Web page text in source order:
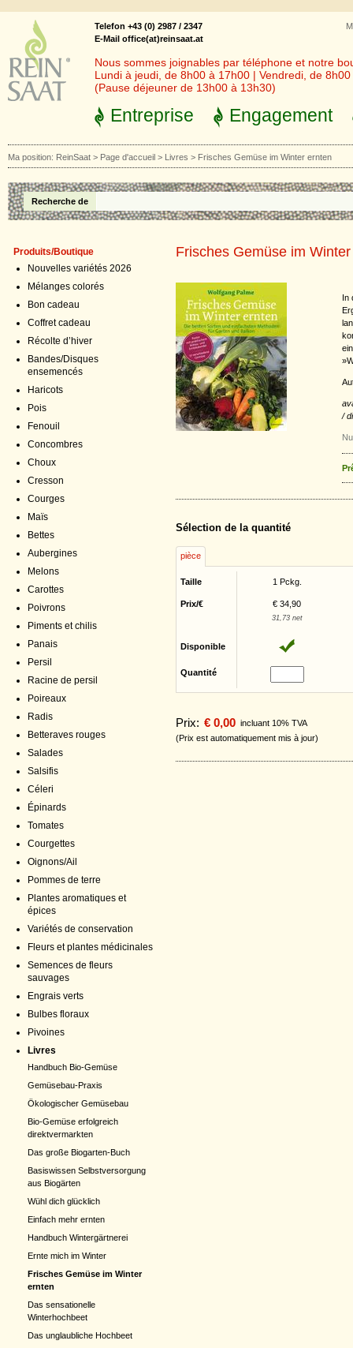
Telefon +43 (0) 2987 / 2347
E-Mail office(at)reinsaat.at
Nous sommes joignables par téléphone et notre
Lundi à jeudi, de 8h00 à 17h00 | Vendredi, de
(Pause déjeuner de 13h00 à 13h30)
Entreprise Engagement
Ma position: ReinSaat > Page d'accueil > Livres > Frisches Gemüse im Winter ernten
Recherche de
Produits/Boutique
Nouvelles variétés 2026
Mélanges colorés
Bon cadeau
Coffret cadeau
Récolte d’hiver
Bandes/Disques
ensemencés
Haricots
Pois
Fenouil
Concombres
Choux
Cresson
Courges
Maïs
Bettes
Aubergines
Melons
Carottes
Poivrons
Piments et chilis
Panais
Persil
Racine de persil
Poireaux
Radis
Betteraves rouges
Salades
Salsifis
Céleri
Épinards
Tomates
Courgettes
Oignons/Ail
Pommes de terre
Plantes aromatiques et
épices
Variétés de conservation
Fleurs et plantes médicinales
Semences de fleurs
sauvages
Engrais verts
Bulbes floraux
Pivoines
Livres
Handbuch Bio-Gemüse
Gemüsebau-Praxis
Ökologischer Gemüsebau
Bio-Gemüse erfolgreich
direktvermarkten
Das große Biogarten-Buch
Basiswissen Selbstversorgung
aus Biogärten
Wühl dich glücklich
Einfach mehr ernten
Handbuch Wintergärtnerei
Ernte mich im Winter
Frisches Gemüse im Winter
ernten
Das sensationelle
Winterhochbeet
Das unglaubliche Hochbeet
Frisches Gemüse im
In
/
Sélection de la quantité
pièce
Taille 1 Pckg.
Prix/€ € 34,90
31,73 net
Disponible
Quantité
Prix: € 0,00 incluant 10% TVA
(Prix est automatiquement mis à jour)